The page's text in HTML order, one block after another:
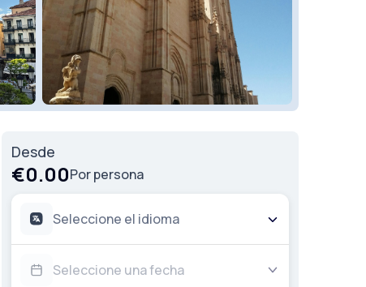
Desde
€0.00Por persona
Seleccione el idioma
Seleccione una fecha